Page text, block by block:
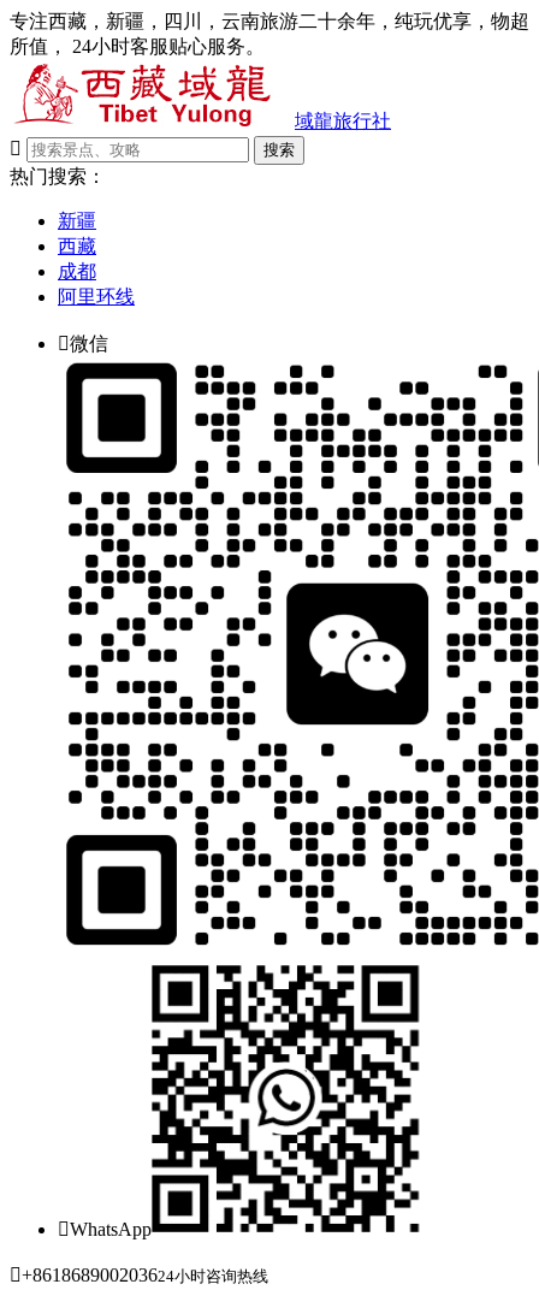
专注西藏，新疆，四川，云南旅游二十余年，纯玩优享，物超
所值， 24小时客服贴心服务。
域龍旅行社

搜索
热门搜索：
新疆
西藏
成都
阿里环线
微信
WhatsApp
+861868900203624小时咨询热线